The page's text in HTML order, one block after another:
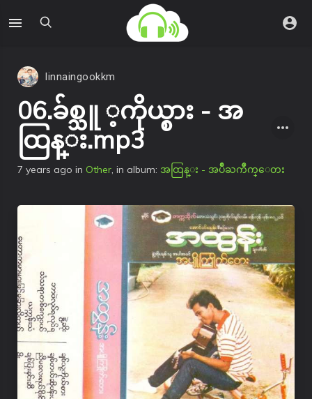
linnaingookkm
06.ခ်စ္သူ ့ကိုယ္စား - အ
ထြန္း.mp3
7 years ago in Other, in album: အထြန္း - အပ်ိဳႀကိဳက္ေတး